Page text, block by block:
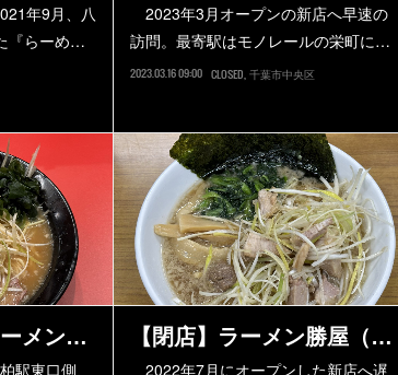
年9月、八
『らーめ…
2023年3月オープンの新店へ早速の
訪問。最寄駅はモノレールの栄町に…
2023.03.16 09:00 CLOSED 千葉市中央区
ーメン…
駅東口側、
【閉店】ラーメン勝屋（…
2022年7月にオープンした新店へ遅